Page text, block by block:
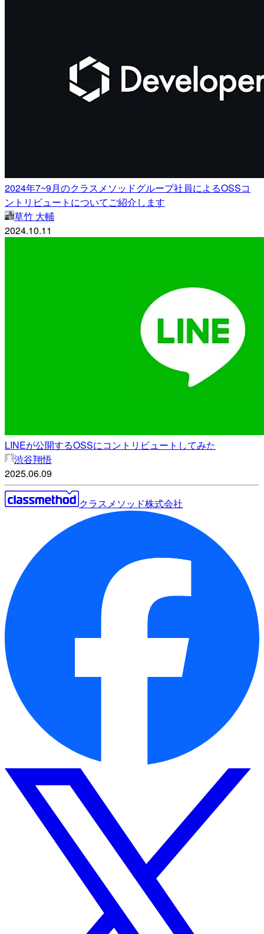
2024年7~9月のクラスメソッドグループ社員によるOSSコ
ントリビュートについてご紹介します
草竹 大輔
2024.10.11
LINEが公開するOSSにコントリビュートしてみた
渋谷翔悟
2025.06.09
クラスメソッド株式会社